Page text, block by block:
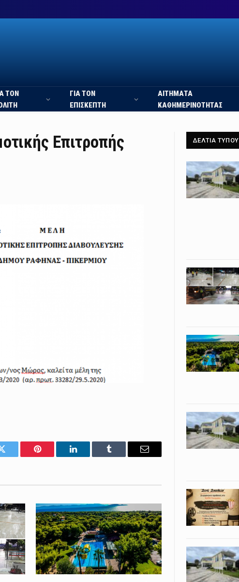
ΤΟΝ
ΓΙΑ ΤΟΝ
ΕΠΙΣΚΕΠΤΗ
ΑΙΤΗΜΑΤΑ
ΚΑΘΗΜΕΡΙΝΟΤΗΤΑΣ
Επιτροπής
Twitter Pinterest LinkedIn Tumblr Email
ΔΕΛΤΙΑ ΤΥΠΟΥ